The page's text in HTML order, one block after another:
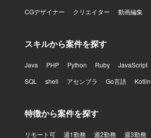
CGデザイナー
クリエイター 動画編集
スキルから案件を探す
Java PHP Python Ruby JavaScript
SQL
shell アセンブラ Go言語 Kotlin
特徴から案件を探す
リモート可 週1勤務 週2勤務 週3勤務